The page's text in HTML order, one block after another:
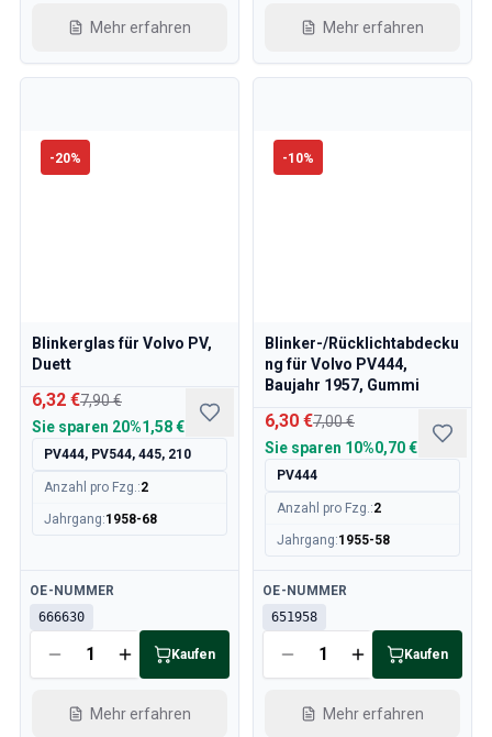
Mehr erfahren Mehr erfahren
-20%
Blinkerglas für Volvo PV,
Duett
6,32 €7,90 €
Sie sparen 20%1,58 €
PV444, PV544, 445, 210
Anzahl pro Fzg.:2
Jahrgang:1958-68
Verfügbar
OE-NUMMER
666630
Kaufen
Mehr erfahren
-10%
Blinker-/Rücklichtabdecku
ng für Volvo PV444,
Baujahr 1957, Gummi
6,30 €7,00 €
Sie sparen 10%0,70 €
PV444
Anzahl pro Fzg.:2
Jahrgang:1955-58
Verfügbar
OE-NUMMER
651958
Kaufen
Mehr erfahren